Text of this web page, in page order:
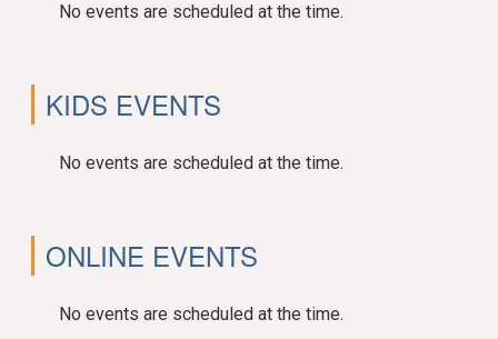
No events are scheduled at the time.
KIDS EVENTS
No events are scheduled at the time.
ONLINE EVENTS
No events are scheduled at the time.